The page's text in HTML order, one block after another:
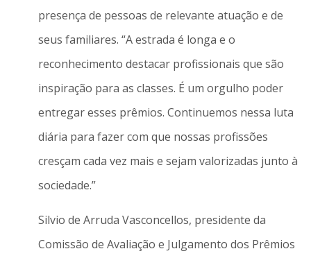
presença de pessoas de relevante atuação e de
seus familiares. “A estrada é longa e o
reconhecimento destacar profissionais que são
inspiração para as classes. É um orgulho poder
entregar esses prêmios. Continuemos nessa luta
diária para fazer com que nossas profissões
cresçam cada vez mais e sejam valorizadas junto à
sociedade.”
Silvio de Arruda Vasconcellos, presidente da
Comissão de Avaliação e Julgamento dos Prêmios